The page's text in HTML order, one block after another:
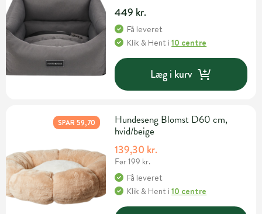
449 kr.
Få leveret
Klik & Hent i10 centre
Læg i kurv
SPAR 59,70
Hundeseng Blomst D60 cm,
hvid/beige
139,30 kr.
Før 199 kr.
Få leveret
Klik & Hent i10 centre